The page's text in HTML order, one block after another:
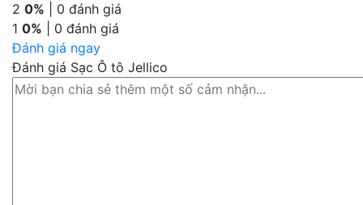
2 0% | 0 đánh giá
1 0% | 0 đánh giá
Đánh giá ngay
Đánh giá Sạc Ô tô Jellico